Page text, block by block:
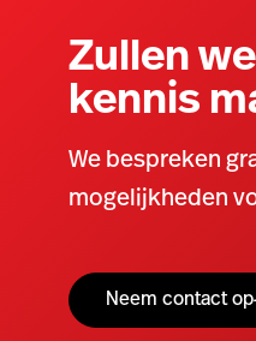
Zullen
kennis
We bespreken
mogelijkheden
Neem contact op